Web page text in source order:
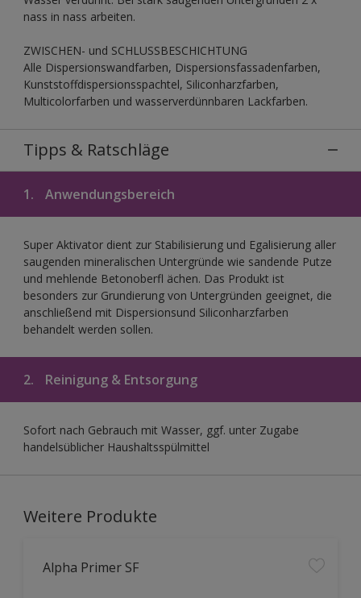
nass in nass arbeiten.
ZWISCHEN- und SCHLUSSBESCHICHTUNG
Alle Dispersionswandfarben, Dispersionsfassadenfarben,
Kunststoffdispersionsspachtel, Siliconharzfarben,
Multicolorfarben und wasserverdünnbaren Lackfarben.
Tipps & Ratschläge
1. Anwendungsbereich
Super Aktivator dient zur Stabilisierung und Egalisierung aller
saugenden mineralischen Untergründe wie sandende Putze
und mehlende Betonoberfl ächen. Das Produkt ist
besonders zur Grundierung von Untergründen geeignet, die
anschließend mit Dispersionsund Siliconharzfarben
behandelt werden sollen.
2. Reinigung & Entsorgung
Sofort nach Gebrauch mit Wasser, ggf. unter Zugabe
handelsüblicher Haushaltsspülmittel
Weitere Produkte
Alpha Primer SF